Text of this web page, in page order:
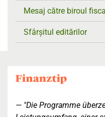
Mesaj către biroul
Sfârșitul editărilor
"Die Programme